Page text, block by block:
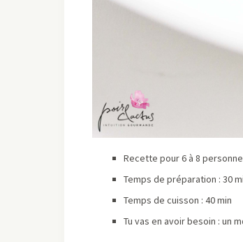
Recette pour 6 à 8
Temps de préparation : 30
Temps de cuisson : 40 min
Tu vas en avoir besoin : un